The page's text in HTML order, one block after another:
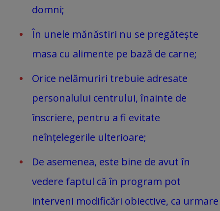
domni;
În unele mănăstiri nu se pregătește
masa cu alimente pe bază de carne;
Orice nelămuriri trebuie adresate
personalului centrului, înainte de
înscriere, pentru a fi evitate
neînțelegerile ulterioare;
De asemenea, este bine de avut în
vedere faptul că în program pot
interveni modificări obiective, ca urmare